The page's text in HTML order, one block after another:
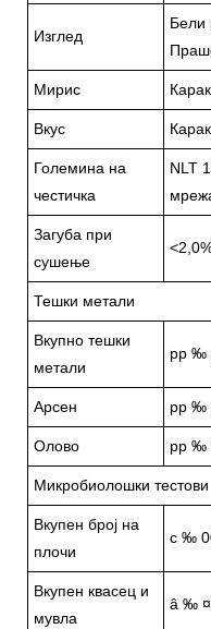
Изглед
Бели
Мирис
Вкус
Големина на
честичка
NLT
Загуба при
сушење
Тешки метали
Вкупно тешки
метали
pp ‰
Арсен pp ‰
Олово pp ‰
Микробиолошки тестови
Вкупен број на
плочи
c ‰
Вкупен квасец и
мувла
â ‰